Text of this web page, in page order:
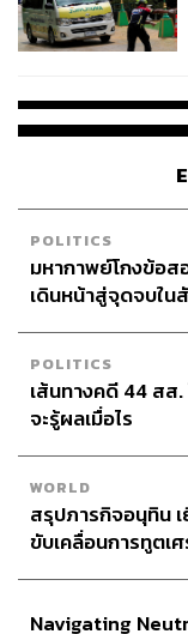
อาจจะไม่ได้บอกใค
เอาผลงานไปให้เพื่อน
ม.ต้น ให้ใครฟังก็ไม่
ศิลปินต่างประเทศ ก
ปกติของเขามาก แต่
ดูละคร ดูซีรีส์อะไร
อย่างเพลงแรกที่ผ
เขาก็ไม่ได้ฟังอยู่ดี (
เปิดบีตของใครไม่
ไม่รู้จะเอาไปให้เข
แต่ที่จำได้คือผมมุ่งมั่
เขาเยอะมากก็เขี
ลงในไดอะรี เพรา
โดยที่ไม่ต้องให้เข
ฟินเวลาได้เขียนระ
ตลอดตั้งแต่ตอนนั้น
POLITICS
มหากาพย์โกงข้อ
เดินหน้าสู่จุดจบใน
POLITICS
เส้นทางคดี 44 สส
จะรู้ผลเมื่อไร
WORLD
สรุปภารกิจอนุทิน
ขับเคลื่อนการทูตเ
Navigating